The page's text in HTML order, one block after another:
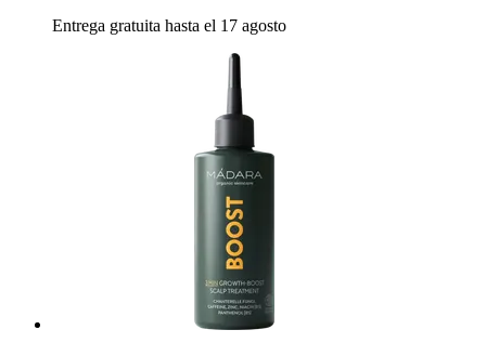
Entrega gratuita hasta el 17 agosto